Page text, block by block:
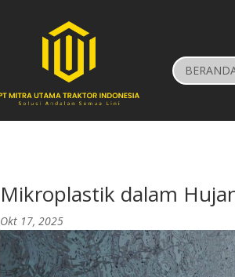
Mikroplastik dalam
Okt 17, 2025